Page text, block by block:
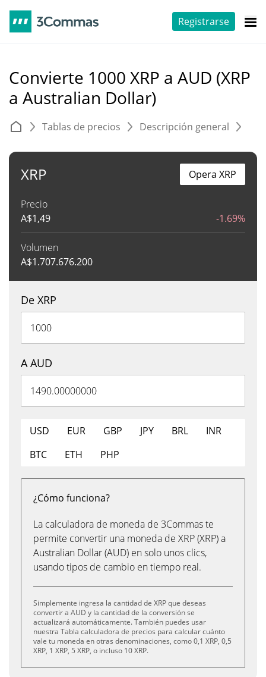
Registrarse
Convierte 1000 XRP a AUD (XRP
a Australian Dollar)
Tablas de precios Descripción general
XRP
Precio
A$1,49 -1.69%
Volumen
A$1.707.676.200
Opera XRP
De XRP
A AUD
USD EUR GBP JPY BRL
INR
BTC
ETH PHP
¿Cómo funciona?
La calculadora de moneda de 3Commas te
permite convertir una moneda de XRP (XRP) a
Australian Dollar (AUD) en solo unos clics,
usando tipos de cambio en tiempo real.
Simplemente ingresa la cantidad de XRP que deseas
convertir a AUD y la cantidad de la conversión se
actualizará automáticamente. También puedes usar
nuestra Tabla calculadora de precios para calcular cuánto
vale tu moneda en otras denominaciones, como 0,1 XRP, 0,5
XRP, 1 XRP, 5 XRP, o incluso 10 XRP.